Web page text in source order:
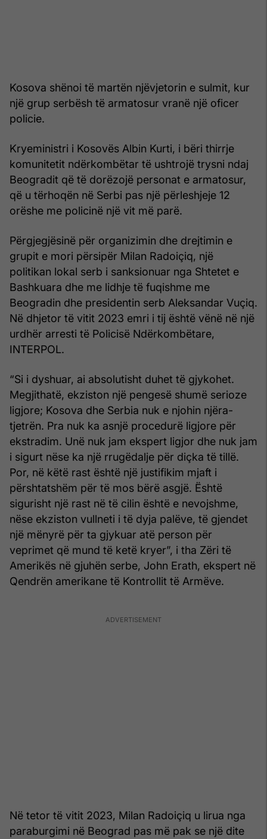
Kosova shënoi të martën njëvjetorin e sulmit, kur
një grup serbësh të armatosur vranë një oficer
policie.
Kryeministri i Kosovës Albin Kurti, i bëri thirrje
komunitetit ndërkombëtar të ushtrojë trysni ndaj
Beogradit që të dorëzojë personat e armatosur,
që u tërhoqën në Serbi pas një përleshjeje 12
orëshe me policinë një vit më parë.
Përgjegjësinë për organizimin dhe drejtimin e
grupit e mori përsipër Milan Radoiçiq, një
politikan lokal serb i sanksionuar nga Shtetet e
Bashkuara dhe me lidhje të fuqishme me
Beogradin dhe presidentin serb Aleksandar Vuçiq.
Në dhjetor të vitit 2023 emri i tij është vënë në një
urdhër arresti të Policisë Ndërkombëtare,
INTERPOL.
“Si i dyshuar, ai absolutisht duhet të gjykohet.
Megjithatë, ekziston një pengesë shumë serioze
ligjore; Kosova dhe Serbia nuk e njohin njëra-
tjetrën. Pra nuk ka asnjë procedurë ligjore për
ekstradim. Unë nuk jam ekspert ligjor dhe nuk jam
i sigurt nëse ka një rrugëdalje për diçka të tillë.
Por, në këtë rast është një justifikim mjaft i
përshtatshëm për të mos bërë asgjë. Është
sigurisht një rast në të cilin është e nevojshme,
nëse ekziston vullneti i të dyja palëve, të gjendet
një mënyrë për ta gjykuar atë person për
veprimet që mund të ketë kryer”, i tha Zëri të
Amerikës në gjuhën serbe, John Erath, ekspert në
Qendrën amerikane të Kontrollit të Armëve.
Në tetor të vitit 2023, Milan Radoiçiq u lirua nga
paraburgimi në Beograd pas më pak se një dite